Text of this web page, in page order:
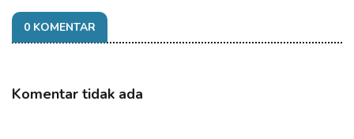
0 KOMENTAR
Komentar tidak ada